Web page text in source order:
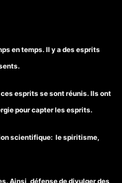
en temps. Il y a des esprits
esprits se sont réunis. Ils ont
pour capter les esprits.
scientifique: le spiritisme,
Ainsi, défense de divulger des